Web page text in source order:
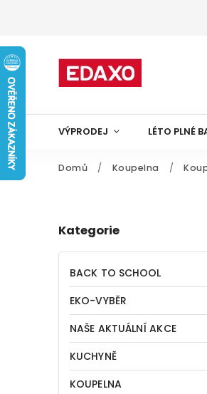
VÝPRODEJ LÉTO PLNÉ
Domů / Koupelna /
Kategorie
BACK TO SCHOOL
EKO-VYBĚR
NAŠE AKTUÁLNÍ AKCE
KUCHYNĚ
KOUPELNA